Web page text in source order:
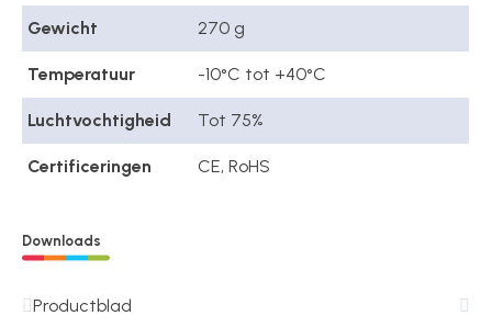
Gewicht 270 g
Temperatuur -10°C tot +40°C
Luchtvochtigheid Tot 75%
Certificeringen CE, RoHS
Downloads
Productblad